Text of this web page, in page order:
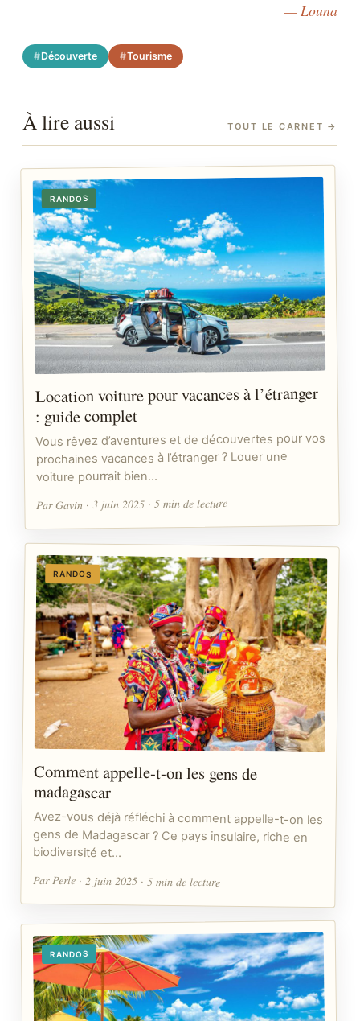
— Louna
Découverte Tourisme
À lire aussi TOUT LE CARNET →
RANDOS
Location voiture pour vacances à l’étranger
: guide complet
Vous rêvez d’aventures et de découvertes pour vos
prochaines vacances à l’étranger ? Louer une
voiture pourrait bien…
Par Gavin · 3 juin 2025 · 5 min de lecture
RANDOS
Comment appelle-t-on les gens de
madagascar
Avez-vous déjà réfléchi à comment appelle-t-on les
gens de Madagascar ? Ce pays insulaire, riche en
biodiversité et…
Par Perle · 2 juin 2025 · 5 min de lecture
RANDOS